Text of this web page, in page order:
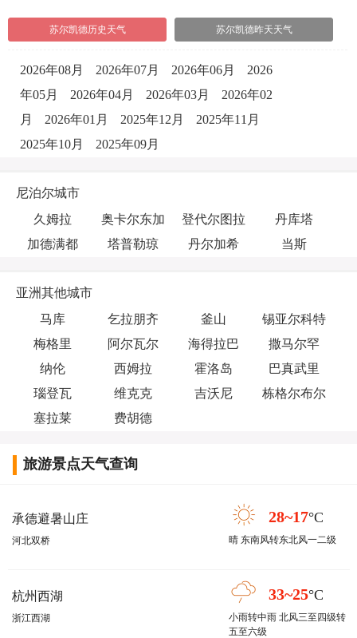
苏尔凯德历史天气 苏尔凯德昨天天气
2026年08月 2026年07月 2026年06月
2026
年05月
2026年04月 2026年03月
2026年02
月
2026年01月 2025年12月
2025年11月
2025年10月
2025年09月
尼泊尔城市
久姆拉
奥卡尔东加 登代尔图拉
丹库塔
加德满都
塔普勒琼 丹尔加希 当斯
亚洲其他城市
马库
乞拉朋齐 釜山
锡亚尔科特
梅格里
阿尔瓦尔 海得拉巴
撒马尔罕
纳伦
西姆拉 霍洛岛
巴真武里
瑙登瓦
维克克 吉沃尼
栋格尔布尔
塞拉莱
费胡德
旅游景点天气查询
承德避暑山庄
河北双桥
28~17°C
晴 东南风转东北风一二级
杭州西湖
浙江西湖
33~25°C
小雨转中雨 北风三至四级转
五至六级